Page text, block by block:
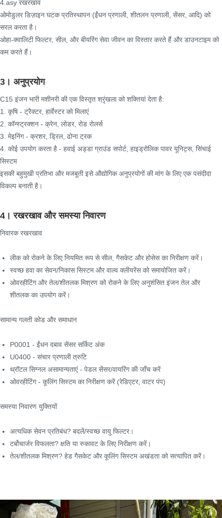
4.asy रखरखाव
ओमोडुलर डिज़ाइन घटक प्रतिस्थापन (ईंधन प्रणाली, शीतलन प्रणाली, सेंसर, आदि) को
सरल करता है।
ओहा-क्वालिटी फिल्टर, सील, और बीयरिंग सेवा जीवन का विस्तार करते हैं और डाउनटाइम को
कम करते हैं।
3। अनुप्रयोग
C15 इंजन भारी मशीनरी की एक विस्तृत श्रृंखला को शक्तियां देता है:
1. कृषि - ट्रैक्टर, हार्वेस्टर को मिलाएं
2. कॉन्स्ट्रक्शन - क्रेन, लोडर, रोड रोलर्स
3. मेइनिंग - क्रशर, ड्रिल, ढोना ट्रक
4. कोई उपयोग करता है - हवाई अड्डा ग्राउंड सपोर्ट, हाइड्रोलिक पावर यूनिट्स, सिंचाई
सिस्टम
इसकी बहुमुखी प्रतिभा और मजबूती इसे औद्योगिक अनुप्रयोगों की मांग के लिए एक पसंदीदा
विकल्प बनाती है।
4। रखरखाव और समस्या निवारण
निवारक रखरखाव
लीक को रोकने के लिए नियमित रूप से सील, गैसकेट और होसेस का निरीक्षण करें।
स्वच्छ हवा का सेवन/निकास सिस्टम और वाल्व क्लीयरेंस को समायोजित करें।
ओवरहीटिंग और तेल/शीतलक मिश्रण को रोकने के लिए अनुशंसित इंजन तेल और
शीतलक का उपयोग करें।
सामान्य गलती कोड और समाधान
P0001 - ईंधन दबाव सेंसर सर्किट अंक
U0400 - संचार प्रणाली त्रुटि
थ्रॉटल सिग्नल असामान्यताएं - पेडल सेंसर/वायरिंग की जाँच करें
ओवरहीटिंग - कूलिंग सिस्टम का निरीक्षण करें (रेडिएटर, वाटर पंप)
समस्या निवारण युक्तियों
अत्यधिक सेवन प्रतिबंध? बदलें/स्वच्छ वायु फिल्टर।
टर्बोचार्जर विफलता? क्षति या रुकावट के लिए निरीक्षण करें।
तेल/शीतलक मिश्रण? हेड गैसकेट और कूलिंग सिस्टम अखंडता को सत्यापित करें।